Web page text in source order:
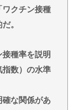
グセンスしかな
ワクチン接種
。
種率を説明
指数）の水準
確な関係があ